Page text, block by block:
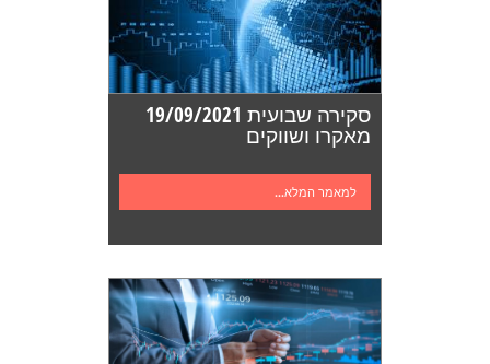
סקירה שבועית 19/09/2021
מאקרו ושווקים
למאמר המלא...